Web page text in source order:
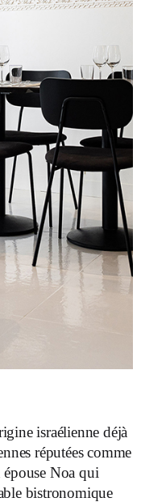
israélienne déjà
réputées comme
épouse Noa qui
bistronomique